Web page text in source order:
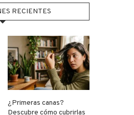
RECIENTES
¿Primeras canas?
Descubre cómo cubrirlas